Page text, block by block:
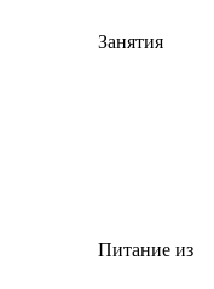
Занятия
Питание из